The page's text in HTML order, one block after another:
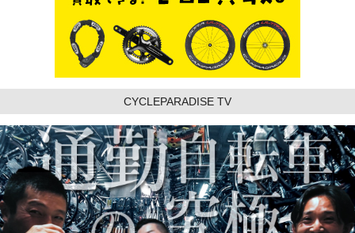
CYCLEPARADISE TV